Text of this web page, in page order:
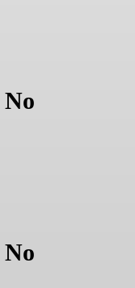
No
No